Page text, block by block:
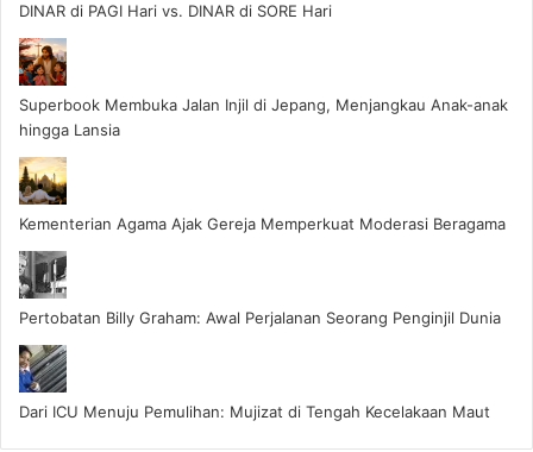
DINAR di PAGI Hari vs. DINAR di SORE Hari
Superbook Membuka Jalan Injil di Jepang, Menjangkau Anak-anak
hingga Lansia
Kementerian Agama Ajak Gereja Memperkuat Moderasi Beragama
Pertobatan Billy Graham: Awal Perjalanan Seorang Penginjil Dunia
Dari ICU Menuju Pemulihan: Mujizat di Tengah Kecelakaan Maut